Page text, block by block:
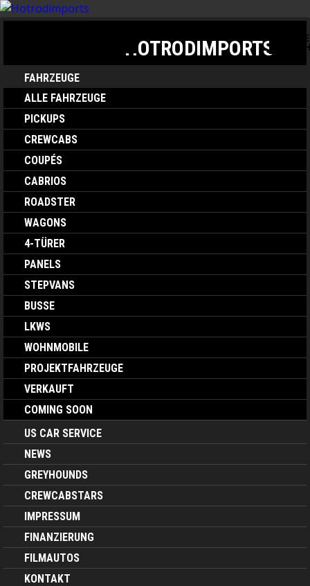
TOGGLE
HOTRODIMPORTS
FAHRZEUGE
ALLE FAHRZEUGE
PICKUPS
CREWCABS
COUPÉS
CABRIOS
ROADSTER
WAGONS
4-TÜRER
PANELS
STEPVANS
BUSSE
LKWS
WOHNMOBILE
PROJEKTFAHRZEUGE
VERKAUFT
COMING SOON
US CAR SERVICE
NEWS
GREYHOUNDS
CREWCABSTARS
IMPRESSUM
FINANZIERUNG
FILMAUTOS
KONTAKT